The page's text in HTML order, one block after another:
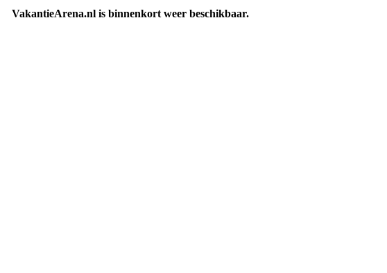
VakantieArena.nl is binnenkort weer beschikbaar.